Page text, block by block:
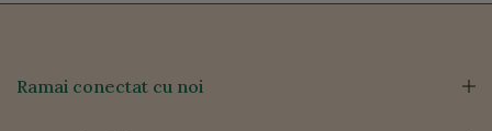
Ramai conectat cu noi